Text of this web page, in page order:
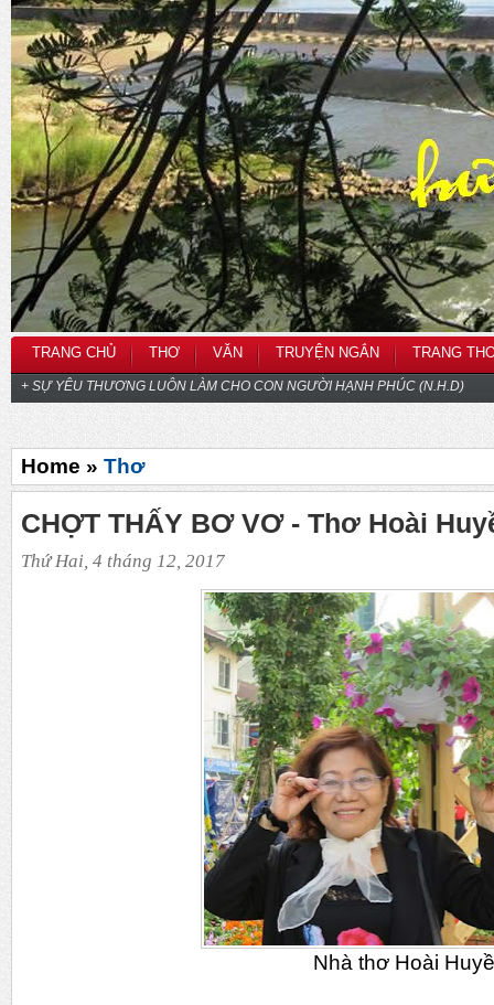
TRANG CHỦ THƠ VĂN TRUYỆN NGẮN TRANG
+ SỰ YÊU THƯƠNG LUÔN LÀM CHO CON NGƯỜI HẠNH PHÚC (N.H.D)
Home » Thơ
CHỢT THẤY BƠ VƠ - Thơ Hoài
Thứ Hai, 4 tháng 12, 2017
Nhà thơ Hoài Huyền